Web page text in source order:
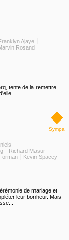
Ajaye
Rosand
tente de la remettre
◆
Sympa
Richard Masur
Kevin Spacey
de mariage et
leur bonheur. Mais